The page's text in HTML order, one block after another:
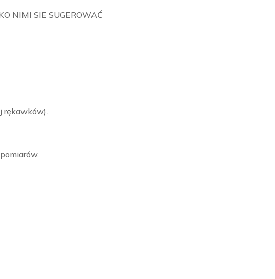
NIMI SIE SUGEROWAĆ
rękawków).